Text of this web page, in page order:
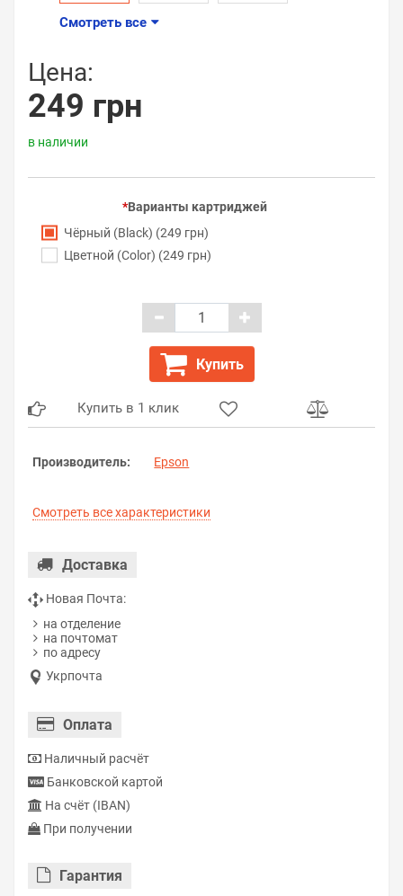
Смотреть все
Цена:
249 грн
в наличии
Варианты картриджей
Чёрный (Black) (249 грн)
Цветной (Color) (249 грн)
Купить
Купить в 1 клик
Производитель: Epson
Смотреть все характеристики
Доставка
Новая Почта:
на отделение
на почтомат
по адресу
Укрпочта
Оплата
Наличный расчёт
Банковской картой
На счёт (IBAN)
При получении
Гарантия